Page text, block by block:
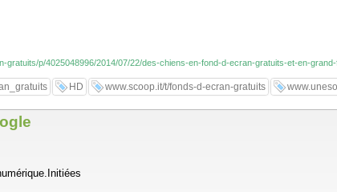
gratuits/p/4025048996/2014/07/22/des-chiens-en-fond-d-ecran-gratuits-et-en-
HD www.scoop.it/t/fonds-d-ecran-gratuits